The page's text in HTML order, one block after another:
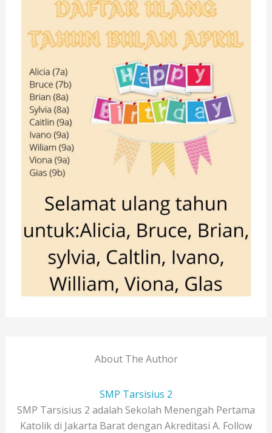
About The Author
SMP Tarsisius 2
SMP Tarsisius 2 adalah Sekolah Menengah Pertama
Katolik di Jakarta Barat dengan Akreditasi A. Follow